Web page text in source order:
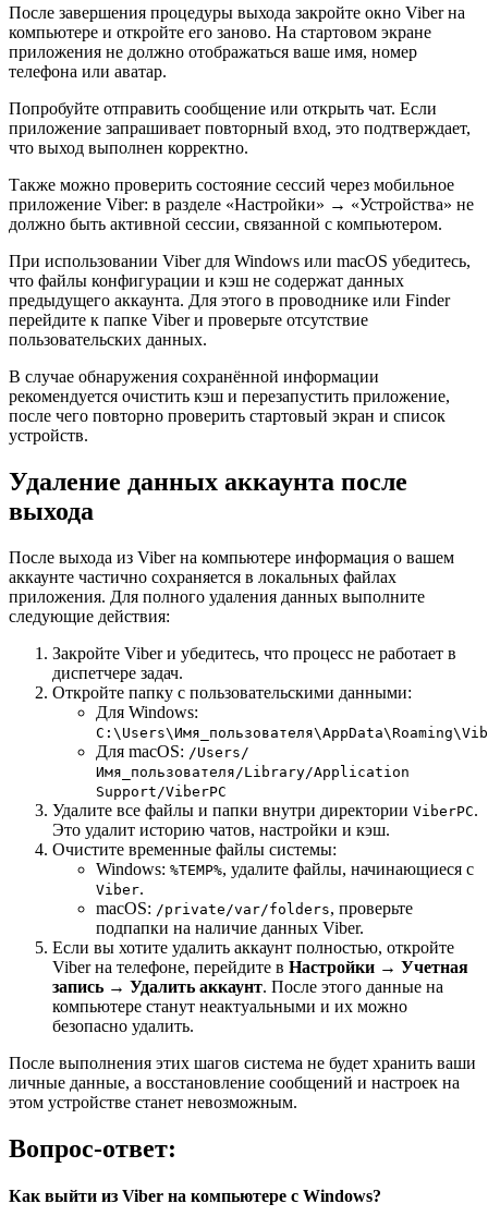
После завершения процедуры выхода закройте окно Viber на
компьютере и откройте его заново. На стартовом экране
приложения не должно отображаться ваше имя, номер
телефона или аватар.
Попробуйте отправить сообщение или открыть чат. Если
приложение запрашивает повторный вход, это подтверждает,
что выход выполнен корректно.
Также можно проверить состояние сессий через мобильное
приложение Viber: в разделе «Настройки» → «Устройства» не
должно быть активной сессии, связанной с компьютером.
При использовании Viber для Windows или macOS убедитесь,
что файлы конфигурации и кэш не содержат данных
предыдущего аккаунта. Для этого в проводнике или Finder
перейдите к папке Viber и проверьте отсутствие
пользовательских данных.
В случае обнаружения сохранённой информации
рекомендуется очистить кэш и перезапустить приложение,
после чего повторно проверить стартовый экран и список
устройств.
Удаление данных аккаунта после
выхода
После выхода из Viber на компьютере информация о вашем
аккаунте частично сохраняется в локальных файлах
приложения. Для полного удаления данных выполните
следующие действия:
Закройте Viber и убедитесь, что процесс не работает в
диспетчере задач.
Откройте папку с пользовательскими данными:
Для Windows:
Для macOS: /Users/
Имя_пользователя/Library/Application
Support/ViberPC
Удалите все файлы и папки внутри директории ViberPC.
Это удалит историю чатов, настройки и кэш.
Очистите временные файлы системы:
Windows: %TEMP%, удалите файлы, начинающиеся с
Viber.
macOS: /private/var/folders, проверьте
подпапки на наличие данных Viber.
Если вы хотите удалить аккаунт полностью, откройте
Viber на телефоне, перейдите в Настройки → Учетная
запись → Удалить аккаунт. После этого данные на
компьютере станут неактуальными и их можно
безопасно удалить.
После выполнения этих шагов система не будет хранить ваши
личные данные, а восстановление сообщений и настроек на
этом устройстве станет невозможным.
Вопрос-ответ:
Как выйти из Viber на компьютере с Windows?